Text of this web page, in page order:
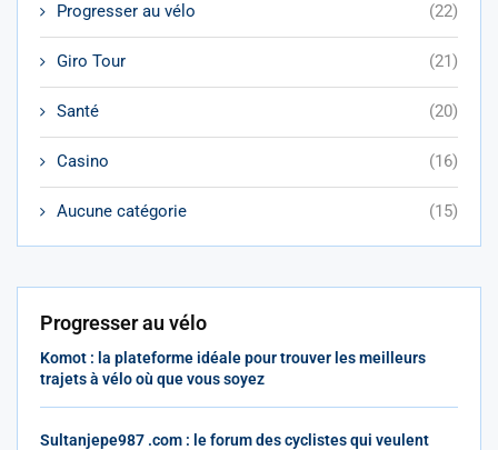
Progresser au vélo (22)
Giro Tour (21)
Santé (20)
Casino (16)
Aucune catégorie (15)
Progresser au vélo
Komot : la plateforme idéale pour trouver les meilleurs
trajets à vélo où que vous soyez
Sultanjepe987 .com : le forum des cyclistes qui veulent